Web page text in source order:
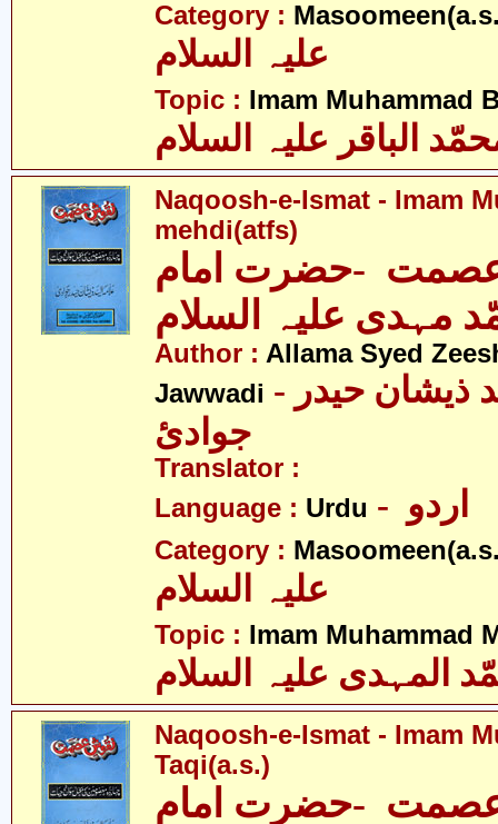
Category :
Topic : Imam Muhammad
الباقر علیہ السلام
Naqoosh-e-Ismat - Imam
mehdi(atfs)
-حضرت امام
مہدی علیہ السلام
Author : Allama Syed
Jawwadi - علامہ سیّد ذیشان حیدر
جوادئ
Translator :
Language : Urdu
Category :
Topic : Imam Muhammad
المہدی علیہ السلام
Naqoosh-e-Ismat - Imam
Taqi(a.s.)
-حضرت امام